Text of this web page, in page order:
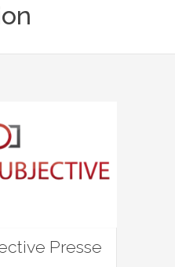
Presse